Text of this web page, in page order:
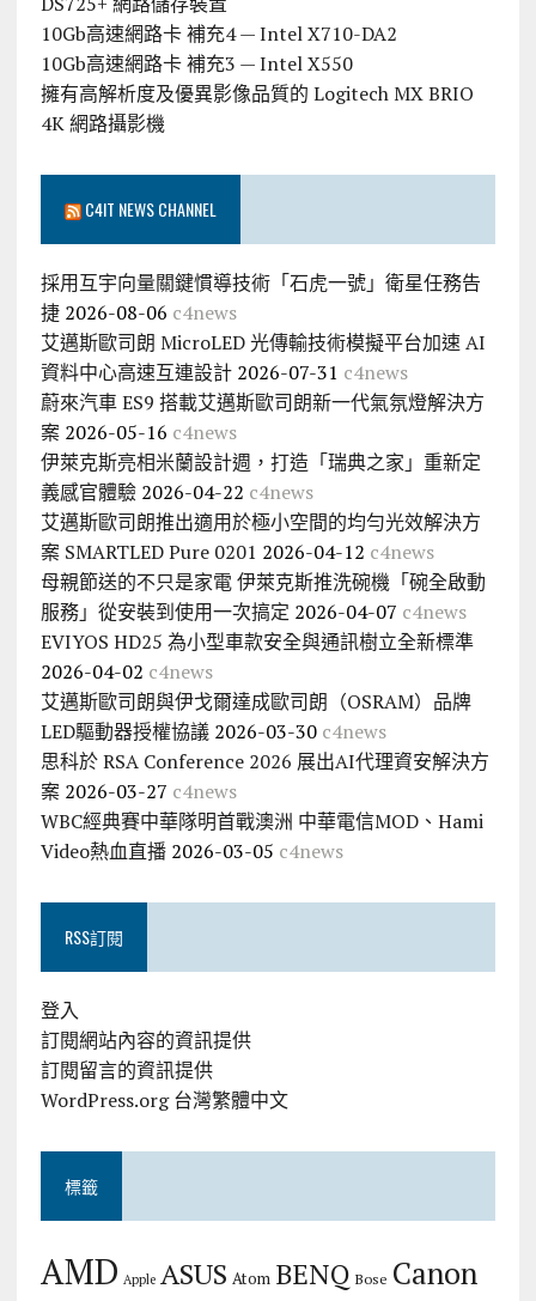
10Gb高速網路卡 補充4 — Intel X710-DA2
10Gb高速網路卡 補充3 — Intel X550
擁有高解析度及優異影像品質的 Logitech MX BRIO
4K 網路攝影機
C4IT NEWS CHANNEL
採用互宇向量關鍵慣導技術「石虎一號」衛星任務告
捷 2026-08-06 c4news
艾邁斯歐司朗 MicroLED 光傳輸技術模擬平台加速 AI
資料中心高速互連設計 2026-07-31 c4news
蔚來汽車 ES9 搭載艾邁斯歐司朗新一代氣氛燈解決方
案 2026-05-16 c4news
伊萊克斯亮相米蘭設計週，打造「瑞典之家」重新定
義感官體驗 2026-04-22 c4news
艾邁斯歐司朗推出適用於極小空間的均勻光效解決方
案 SMARTLED Pure 0201 2026-04-12 c4news
母親節送的不只是家電 伊萊克斯推洗碗機「碗全啟動
服務」從安裝到使用一次搞定 2026-04-07 c4news
EVIYOS HD25 為小型車款安全與通訊樹立全新標準
2026-04-02 c4news
艾邁斯歐司朗與伊戈爾達成歐司朗（OSRAM）品牌
LED驅動器授權協議 2026-03-30 c4news
思科於 RSA Conference 2026 展出AI代理資安解決方
案 2026-03-27 c4news
WBC經典賽中華隊明首戰澳洲 中華電信MOD、Hami
Video熱血直播 2026-03-05 c4news
RSS訂閱
登入
訂閱網站內容的資訊提供
訂閱留言的資訊提供
WordPress.org 台灣繁體中文
標籤
AMD Apple ASUS Atom BENQ Bose Canon